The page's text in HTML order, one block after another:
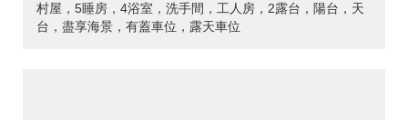
村屋，5睡房，4浴室，洗手間，工人房，2露台，陽台，天
台，盡享海景，有蓋車位，露天車位